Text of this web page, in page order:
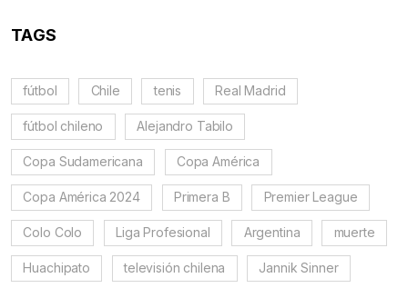
TAGS
fútbol Chile tenis Real Madrid
fútbol chileno Alejandro Tabilo
Copa Sudamericana Copa América
Copa América 2024 Primera B Premier League
Colo Colo Liga Profesional Argentina muerte
Huachipato televisión chilena Jannik Sinner